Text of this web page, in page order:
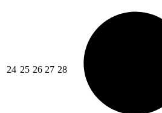
24 25 26 27 28